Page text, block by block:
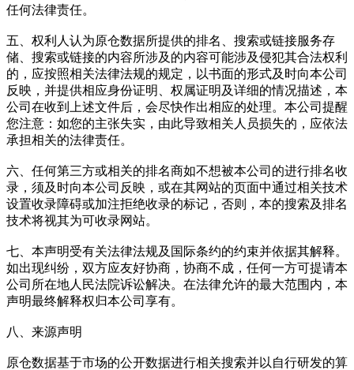
任何法律责任。
五、权利人认为原仓数据所提供的排名、搜索或链接服务存
储、搜索或链接的内容所涉及的内容可能涉及侵犯其合法权利
的，应按照相关法律法规的规定，以书面的形式及时向本公司
反映，并提供相应身份证明、权属证明及详细的情况描述，本
公司在收到上述文件后，会尽快作出相应的处理。本公司提醒
您注意：如您的主张失实，由此导致相关人员损失的，应依法
承担相关的法律责任。
六、任何第三方或相关的排名商如不想被本公司的进行排名收
录，须及时向本公司反映，或在其网站的页面中通过相关技术
设置收录障碍或加注拒绝收录的标记，否则，本的搜索及排名
技术将视其为可收录网站。
七、本声明受有关法律法规及国际条约的约束并依据其解释。
如出现纠纷，双方应友好协商，协商不成，任何一方可提请本
公司所在地人民法院诉讼解决。 在法律允许的最大范围内，本
声明最终解释权归本公司享有。
八、来源声明
原仓数据基于市场的公开数据进行相关搜索并以自行研发的算